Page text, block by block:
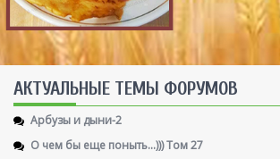
AКТУАЛЬНЫЕ ТЕМЫ ФОРУМОВ
Арбузы и дыни-2
О чем бы еще поныть...))) Том 27